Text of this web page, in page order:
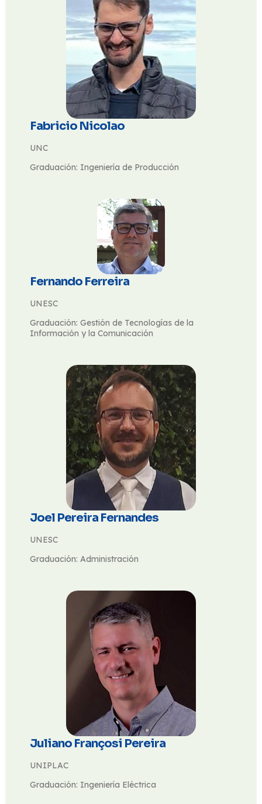
Fabricio Nicolao
UNC
Graduación: Ingeniería de Producción
Fernando Ferreira
UNESC
Graduación: Gestión de Tecnologías de la
Información y la Comunicación
Joel Pereira Fernandes
UNESC
Graduación: Administración
Juliano Françosi Pereira
UNIPLAC
Graduación: Ingeniería Eléctrica